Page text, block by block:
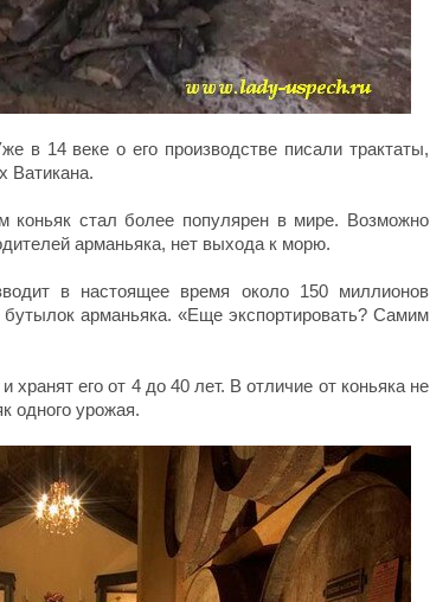
в 14 веке о его производстве писали трактаты,
Ватикана.
коньяк стал более популярен в мире. Возможно
арманьяка, нет выхода к морю.
в настоящее время около 150 миллионов
арманьяка. «Еще экспортировать? Самим
хранят его от 4 до 40 лет. В отличие от коньяка не
одного урожая.